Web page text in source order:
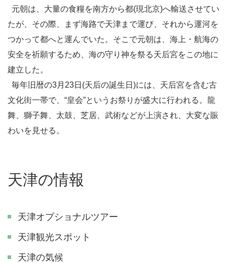
元朝は、大量の食糧を南方から都(現北京)へ輸送させてい
たが、その際、まず海路で天津まで運び、それから運河を
つかって都へと運んでいた。そこで元朝は、海上・航海の
安全を祈願するため、海の守り神を祭る天后宮をこの地に
建立した。
毎年旧暦の3月23日(天后の誕生日)には、天后宮を含む古
文化街一帯で、“皇会”というお祭りが盛大に行われる。龍
舞、獅子舞、太鼓、芝居、武術などが上演され、大変な賑
わいを見せる。
天津の情報
天津オプショナルツアー
天津観光スポット
天津の気候